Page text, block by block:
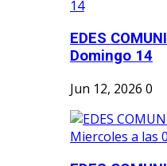
EDES
Domingo 14
Jun 12, 2026 0